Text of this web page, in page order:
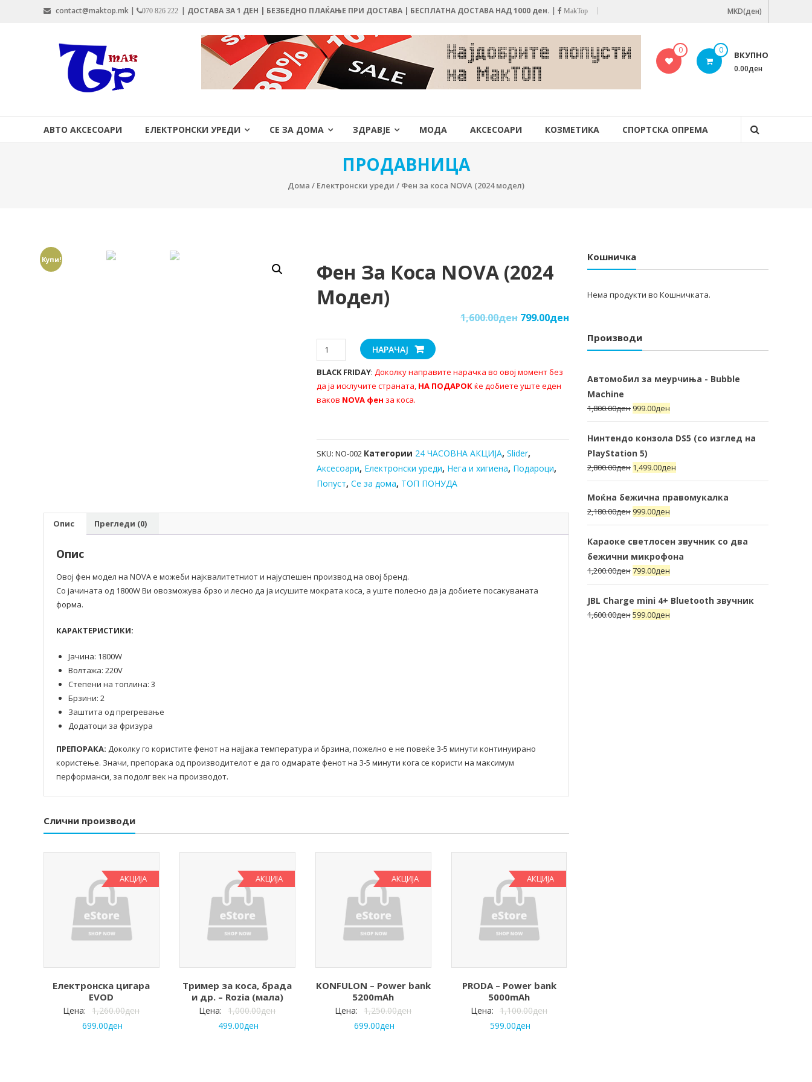
contact@maktop.mk | 070 826 222 | ДОСТАВА ЗА 1 ДЕН | БЕЗБЕДНО ПЛАЌАЊЕ ПРИ ДОСТАВА | БЕСПЛАТНА ДОСТАВА НАД 1000 ден. | MakTop MKD(ден)
MAKTOP.MK 0 0 ВКУПНО
0.00ден
АВТО АКСЕСОАРИ ЕЛЕКТРОНСКИ УРЕДИ СЕ ЗА ДОМА ЗДРАВЈЕ МОДА АКСЕСОАРИ КОЗМЕТИКА СПОРТСКА ОПРЕМА
ПРОДАВНИЦА
Дома / Електронски уреди / Фен за коса NOVA (2024 модел)
Купи!
Фен За Коса NOVA (2024
Модел)
1,600.00ден 799.00ден
Фен
за
коса
NOVA
(2024
НАРАЧАЈ
BLACK FRIDAY:Доколку направите нарачка во овој момент без
да ја исклучите страната, НА ПОДАРОКќе добиете уште еден
ваков NOVA фен за коса.
SKU:NO-002 Категории 24 ЧАСОВНА АКЦИЈА,Slider,
Аксесоари, Електронски уреди, Нега и хигиена, Подароци,
Попуст,Се за дома, ТОП ПОНУДА
Опис Прегледи (0)
Опис
Овој фен модел на NOVA е можеби најквалитетниот и најуспешен производ на овој бренд.
Со јачината од 1800W Ви овозможува брзо и лесно да ја исушите мократа коса, а уште полесно да ја добиете посакуваната
форма.
КАРАКТЕРИСТИКИ:
Јачина: 1800W
Волтажа: 220V
Степени на топлина: 3
Брзини: 2
Заштита од прегревање
Додатоци за фризура
ПРЕПОРАКА: Доколку го користите фенот на најјака температура и брзина, пожелно е не повеќе 3-5 минути континуирано
користење. Значи, препорака од производителот е да го одмарате фенот на 3-5 минути кога се користи на максимум
перформанси, за подолг век на производот.
Слични производи
АКЦИЈА
Електронска цигара
EVOD
Цена: 1,260.00ден
699.00ден
АКЦИЈА
Тример за коса, брада
и др. – Rozia (мала)
Цена: 1,000.00ден
499.00ден
АКЦИЈА
KONFULON – Power bank
5200mAh
Цена: 1,250.00ден
699.00ден
АКЦИЈА
PRODA – Power bank
5000mAh
Цена: 1,100.00ден
599.00ден
Кошничка
Нема продукти во Кошничката.
Производи
Автомобил за меурчиња - Bubble
Machine
1,800.00ден 999.00ден
Нинтендо конзола DS5 (со изглед на
PlayStation 5)
2,800.00ден 1,499.00ден
Моќна бежична правомукалка
2,180.00ден 999.00ден
Караоке светлосен звучник со два
бежични микрофона
1,200.00ден799.00ден
JBL Charge mini 4+ Bluetooth звучник
1,600.00ден599.00ден